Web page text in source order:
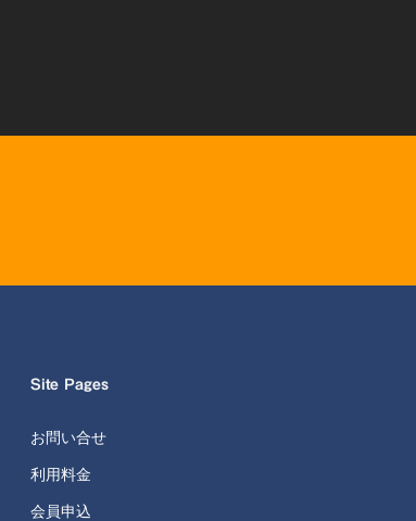
Site Pages
お問い合せ
利用料金
会員申込